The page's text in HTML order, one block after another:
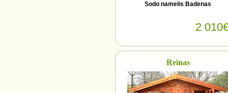
Sodo namelis Badenas
2
Reinas